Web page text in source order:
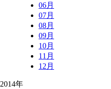
06月
07月
08月
09月
10月
11月
12月
2014年